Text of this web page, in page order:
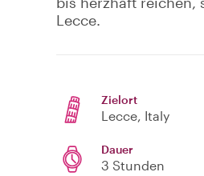
Lecce.
Zielort
Lecce, Italy
Dauer
3 Stunden